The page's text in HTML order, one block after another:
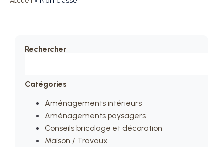
Rechercher
Catégories
Aménagements intérieurs
Aménagements paysagers
Conseils bricolage et décoration
Maison / Travaux